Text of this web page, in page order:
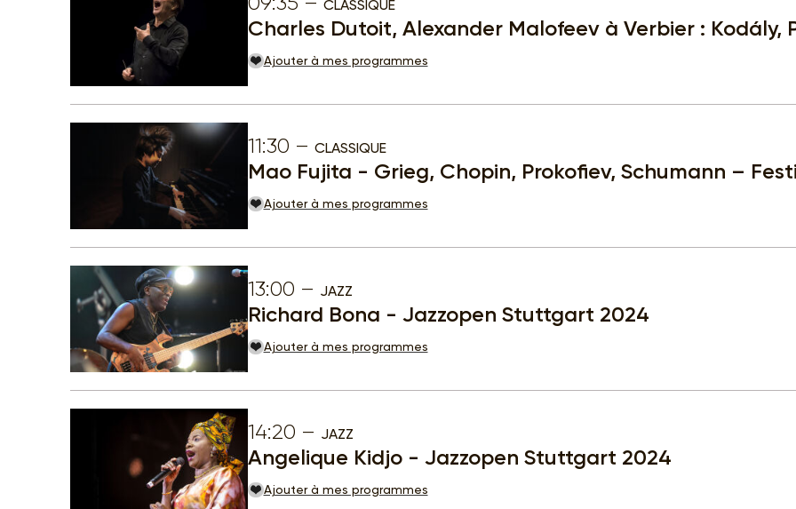
CLASSIQUE
Charles Dutoit, Alexander Malofeev à Verbier : Kodály,
Ajouter à mes programmes
11:30 CLASSIQUE
Mao Fujita - Grieg, Chopin, Prokofiev, Schumann –
Ajouter à mes programmes
13:00 JAZZ
Richard Bona - Jazzopen Stuttgart 2024
Ajouter à mes programmes
14:20 JAZZ
Angelique Kidjo - Jazzopen Stuttgart 2024
Ajouter à mes programmes